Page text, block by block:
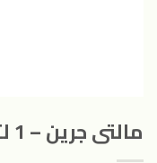
مالتى جرين – 1 لتر